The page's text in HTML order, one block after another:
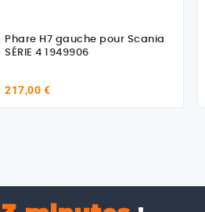
Phare H7 gauche pour Scania
SÉRIE 4 1949906
217,00 €